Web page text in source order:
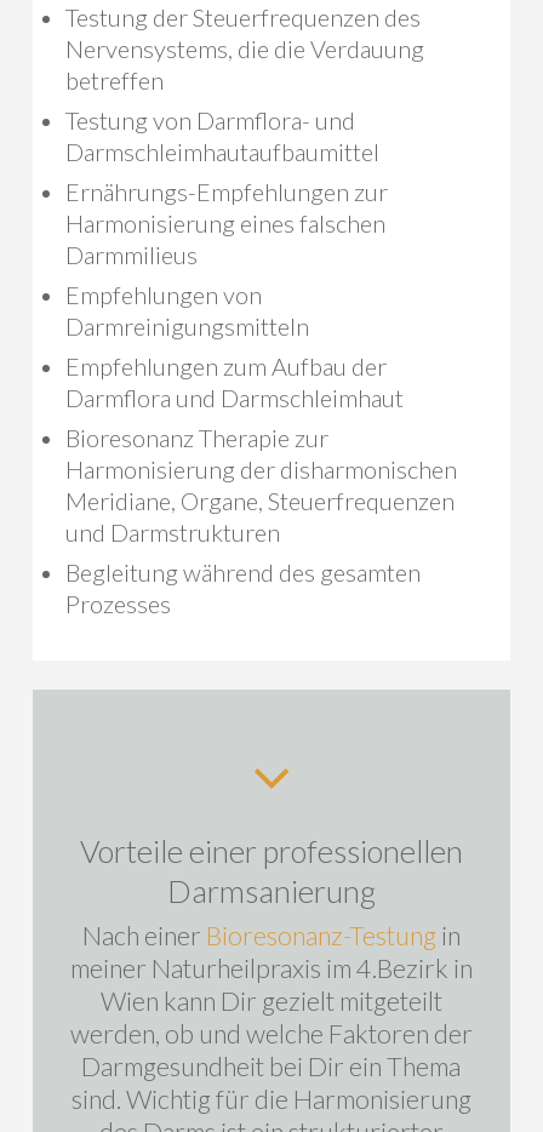
Testung der Steuerfrequenzen des
Nervensystems, die die Verdauung
betreffen
Testung von Darmflora- und
Darmschleimhautaufbaumittel
Ernährungs-Empfehlungen zur
Harmonisierung eines falschen
Darmmilieus
Empfehlungen von
Darmreinigungsmitteln
Empfehlungen zum Aufbau der
Darmflora und Darmschleimhaut
Bioresonanz Therapie zur
Harmonisierung der disharmonischen
Meridiane, Organe, Steuerfrequenzen
und Darmstrukturen
Begleitung während des gesamten
Prozesses
Vorteile einer professionellen
Darmsanierung
Nach einer Bioresonanz-Testung in
meiner Naturheilpraxis im 4.Bezirk in
Wien kann Dir gezielt mitgeteilt
werden, ob und welche Faktoren der
Darmgesundheit bei Dir ein Thema
sind. Wichtig für die Harmonisierung